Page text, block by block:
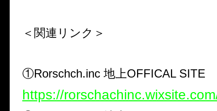
＜関連リンク＞
①Rorschch.inc 地上OFFICAL SITE
https://